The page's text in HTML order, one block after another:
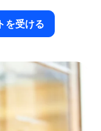
を受ける
のサポートを受け